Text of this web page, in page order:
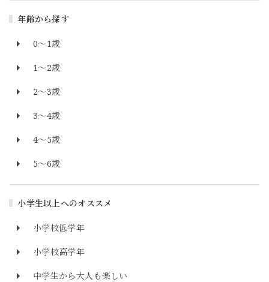
年齢から探す
0～1歳
1～2歳
2～3歳
3～4歳
4～5歳
5～6歳
小学生以上へのオススメ
小学校低学年
小学校高学年
中学生から大人も楽しい